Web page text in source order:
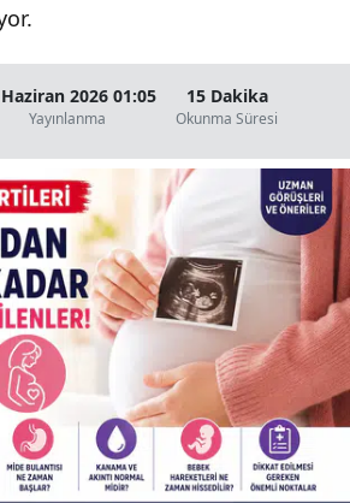
2026 01:05
Yayınlanma
15 Dakika
Okunma Süresi